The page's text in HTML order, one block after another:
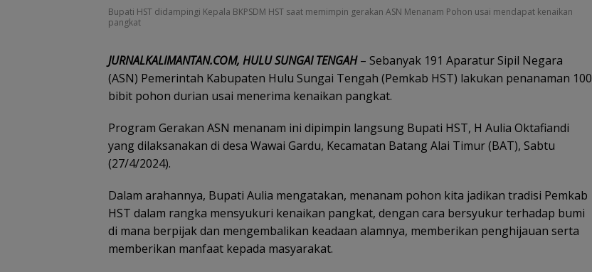
Bupati HST didampingi Kepala BKPSDM HST saat memimpin gerakan ASN Menanam Pohon usai mendapat kenaikan
pangkat
JURNALKALIMANTAN.COM, HULU SUNGAI TENGAH– Sebanyak 191 Aparatur Sipil Negara
(ASN) Pemerintah Kabupaten Hulu Sungai Tengah (Pemkab HST) lakukan penanaman 100
bibit pohon durian usai menerima kenaikan pangkat.
Program Gerakan ASN menanam ini dipimpin langsung Bupati HST, H Aulia Oktafiandi
yang dilaksanakan di desa Wawai Gardu, Kecamatan Batang Alai Timur (BAT), Sabtu
(27/4/2024).
Dalam arahannya, Bupati Aulia mengatakan, menanam pohon kita jadikan tradisi Pemkab
HST dalam rangka mensyukuri kenaikan pangkat, dengan cara bersyukur terhadap bumi
di mana berpijak dan mengembalikan keadaan alamnya, memberikan penghijauan serta
memberikan manfaat kepada masyarakat.